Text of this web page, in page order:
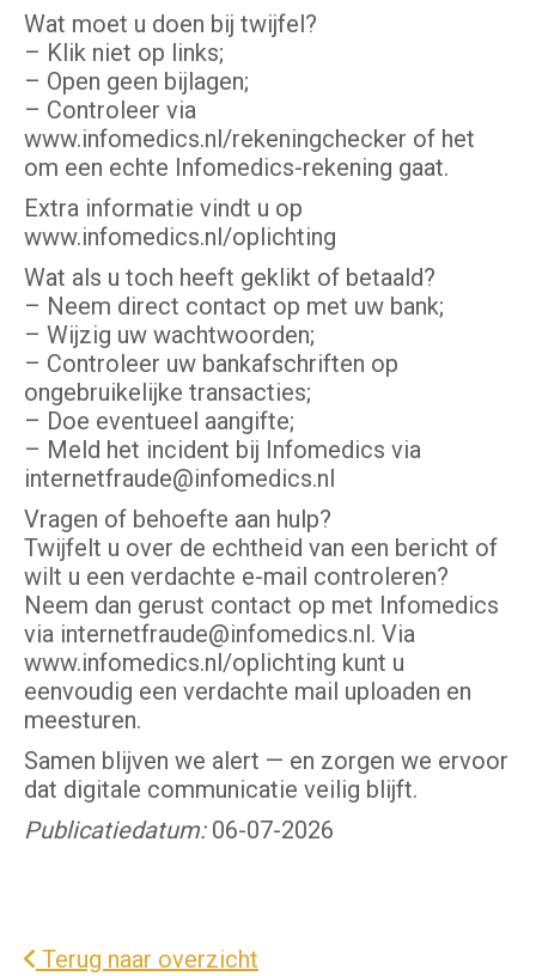
Wat moet u doen bij twijfel?
– Klik niet op links;
– Open geen bijlagen;
– Controleer via
www.infomedics.nl/rekeningchecker of het
om een echte Infomedics-rekening gaat.
Extra informatie vindt u op
www.infomedics.nl/oplichting
Wat als u toch heeft geklikt of betaald?
– Neem direct contact op met uw bank;
– Wijzig uw wachtwoorden;
– Controleer uw bankafschriften op
ongebruikelijke transacties;
– Doe eventueel aangifte;
– Meld het incident bij Infomedics via
internetfraude@infomedics.nl
Vragen of behoefte aan hulp?
Twijfelt u over de echtheid van een bericht of
wilt u een verdachte e-mail controleren?
Neem dan gerust contact op met Infomedics
via internetfraude@infomedics.nl. Via
www.infomedics.nl/oplichting kunt u
eenvoudig een verdachte mail uploaden en
meesturen.
Samen blijven we alert — en zorgen we ervoor
dat digitale communicatie veilig blijft.
Publicatiedatum: 06-07-2026
Terug naar overzicht